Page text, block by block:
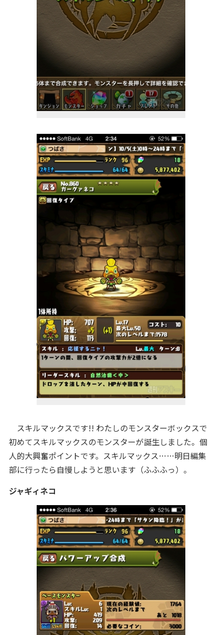
スキルマックスです!! わたしのモンスターボックスで
初めてスキルマックスのモンスターが誕生しました。個
人的大興奮ポイントです。スキルマックス……明日編集
部に行ったら自慢しようと思います（ふふふっ）。
ジャギィネコ